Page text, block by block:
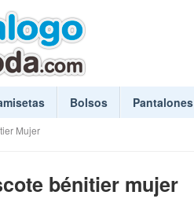
Bolsos Pantalones
Mujer
bénitier mujer